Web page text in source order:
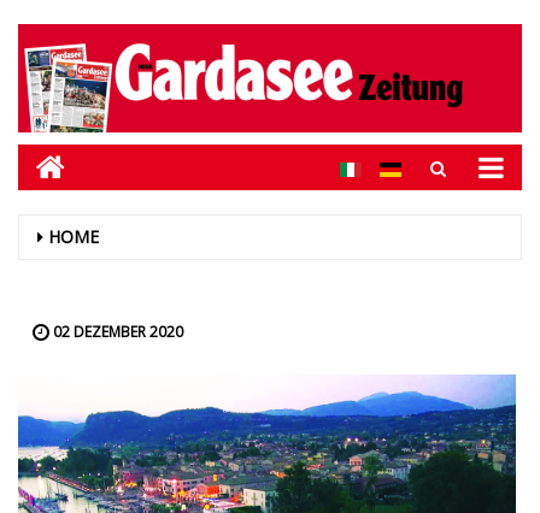
HOME
02 DEZEMBER 2020